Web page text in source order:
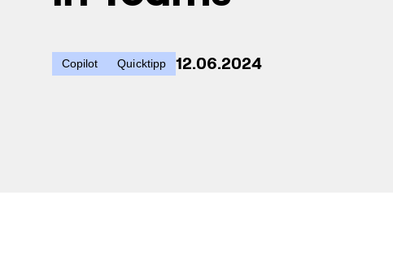
Copilot Quicktipp 12.06.2024